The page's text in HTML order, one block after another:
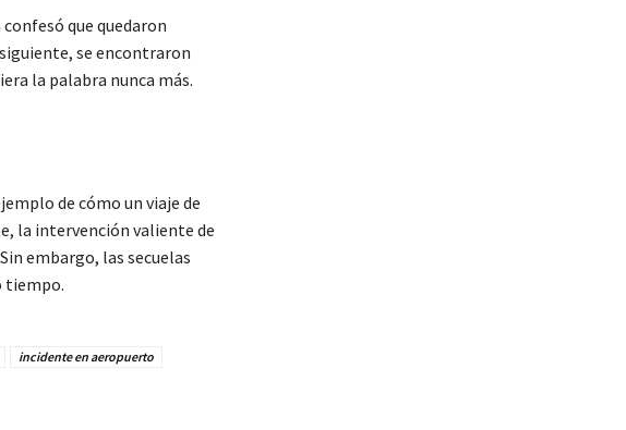
que quedaron
se encontraron
la palabra nunca más.
de cómo un viaje de
la intervención valiente de
embargo, las secuelas
tiempo.
incidente en aeropuerto